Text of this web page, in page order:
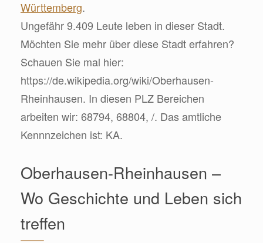
Württemberg.
Ungefähr 9.409 Leute leben in dieser Stadt.
Möchten Sie mehr über diese Stadt erfahren?
Schauen Sie mal hier:
https://de.wikipedia.org/wiki/Oberhausen-
Rheinhausen. In diesen PLZ Bereichen
arbeiten wir: 68794, 68804, /. Das amtliche
Kennnzeichen ist: KA.
Oberhausen-Rheinhausen –
Wo Geschichte und Leben sich
treffen